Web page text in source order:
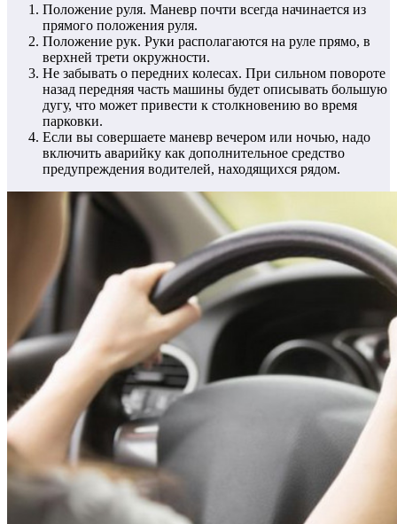
Положение руля. Маневр почти всегда начинается из
прямого положения руля.
Положение рук. Руки располагаются на руле прямо, в
верхней трети окружности.
Не забывать о передних колесах. При сильном повороте
назад передняя часть машины будет описывать большую
дугу, что может привести к столкновению во время
парковки.
Если вы совершаете маневр вечером или ночью, надо
включить аварийку как дополнительное средство
предупреждения водителей, находящихся рядом.